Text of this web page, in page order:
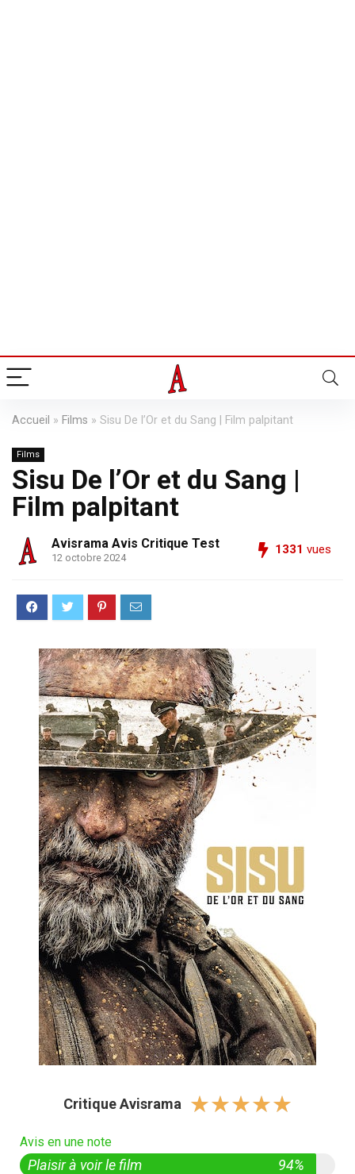
Accueil » Films » Sisu De l’Or et du Sang | Film palpitant
Films
Sisu De l’Or et du Sang |
Film palpitant
Avisrama Avis Critique Test
12 octobre 2024
1331 vues
Critique Avisrama ☆☆☆☆☆
Avis en une note
Plaisir à voir le film 94%